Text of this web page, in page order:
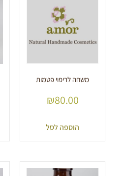
משחה לריפוי פטמות
₪80.00
הוספה לסל